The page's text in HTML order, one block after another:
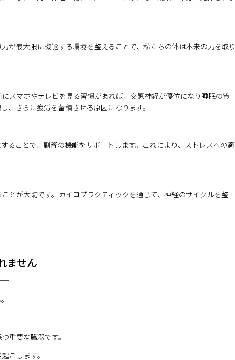
が最大限に機能する環境を整えることで、私たちの体は本来の力を取り
スマホやテレビを見る習慣があれば、交感神経が優位になり睡眠の質
、さらに疲労を蓄積させる原因になります。
ることで、副腎の機能をサポートします。これにより、ストレスへの適
とが大切です。カイロプラクティックを通じて、神経のサイクルを整
ません
重要な臓器です。
こします。